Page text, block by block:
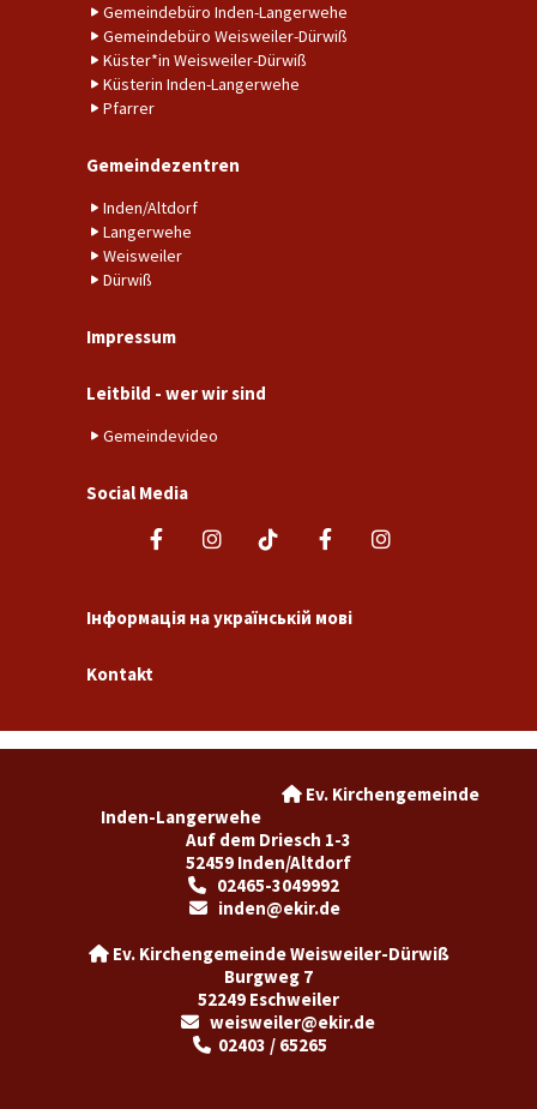
Gemeindebüro Inden-Langerwehe
Gemeindebüro Weisweiler-Dürwiß
Küster*in Weisweiler-Dürwiß
Küsterin Inden-Langerwehe
Pfarrer
Gemeindezentren
Inden/Altdorf
Langerwehe
Weisweiler
Dürwiß
Impressum
Leitbild - wer wir sind
Gemeindevideo
Social Media
Інформація на українській мові
Kontakt
Ev. Kirchengemeinde
Inden-Langerwehe
Auf dem Driesch 1-3
52459 Inden/Altdorf
02465-3049992
 inden@ekir.de
Ev. Kirchengemeinde Weisweiler-Dürwiß
Burgweg 7
52249 Eschweiler
weisweiler@ekir.de
02403 / 65265